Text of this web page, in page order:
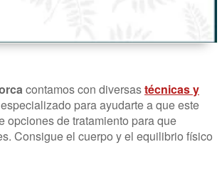
contamos con diversastécnicas y
para ayudarte a que este
opciones de tratamiento para que
Consigue el cuerpo y el equilibrio físico